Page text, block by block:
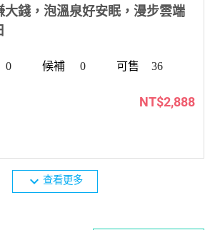
大錢，泡溫泉好安眠，漫步雲端
0 0 36
NT$2,888
expand_more 查看更多